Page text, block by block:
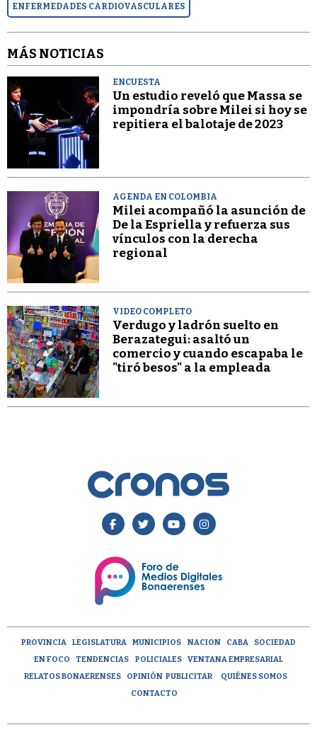
ENFERMEDADES CARDIOVASCULARES
MÁS NOTICIAS
ENCUESTA
Un estudio reveló que Massa se
impondría sobre Milei si hoy se
repitiera el balotaje de 2023
AGENDA EN COLOMBIA
Milei acompañó la asunción de
De la Espriella y refuerza sus
vínculos con la derecha
regional
VIDEO COMPLETO
Verdugo y ladrón suelto en
Berazategui: asaltó un
comercio y cuando escapaba le
"tiró besos" a la empleada
PROVINCIA LEGISLATURA MUNICIPIOS NACION CABA
SOCIEDAD
EN FOCO
TENDENCIAS POLICIALES
VENTANA EMPRESARIAL
RELATOS BONAERENSES
OPINIÓN PUBLICITAR
QUIÉNES SOMOS
CONTACTO